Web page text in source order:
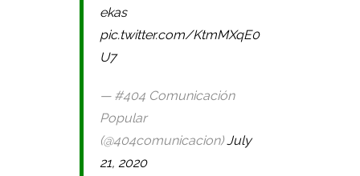
ekas
pic.twitter.com/KtmMXqE0
U7
— #404 Comunicación
Popular
(@404comunicacion)July
21, 2020